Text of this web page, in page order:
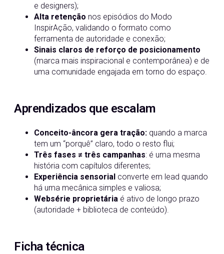
e designers);
Alta retenção nos episódios do Modo
InspirAção, validando o formato como
ferramenta de autoridade e conexão;
Sinais claros de reforço de posicionamento
(marca mais inspiracional e contemporânea) e de
uma comunidade engajada em torno do espaço.
Aprendizados que escalam
Conceito-âncora gera tração: quando a marca
tem um “porquê” claro, todo o resto flui;
Três fases ≠ três campanhas: é uma mesma
história com capítulos diferentes;
Experiência sensorial converte em lead quando
há uma mecânica simples e valiosa;
Websérie proprietária é ativo de longo prazo
(autoridade + biblioteca de conteúdo).
Ficha técnica